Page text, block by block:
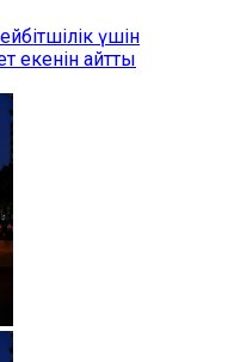
үшін
екенін айтты